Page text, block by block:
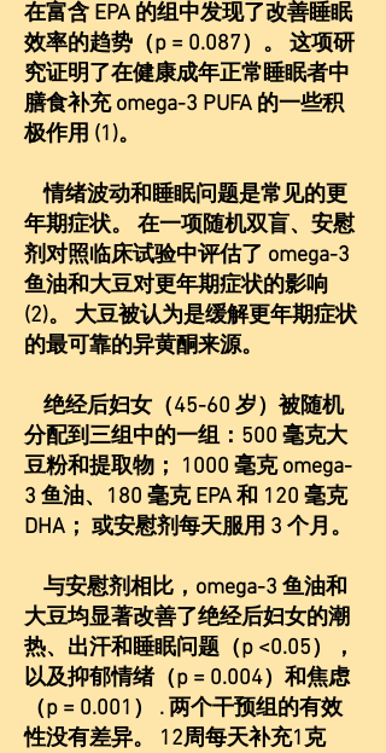
在富含 EPA 的组中发现了改善睡眠
效率的趋势（p = 0.087）。 这项研
究证明了在健康成年正常睡眠者中
膳食补充 omega-3 PUFA 的一些积
极作用 (1)。
情绪波动和睡眠问题是常见的更
年期症状。 在一项随机双盲、安慰
剂对照临床试验中评估了 omega-3
鱼油和大豆对更年期症状的影响
(2)。 大豆被认为是缓解更年期症状
的最可靠的异黄酮来源。
绝经后妇女（45-60 岁）被随机
分配到三组中的一组：500 毫克大
豆粉和提取物； 1000 毫克 omega-
3 鱼油、180 毫克 EPA 和 120 毫克
DHA； 或安慰剂每天服用 3 个月。
与安慰剂相比，omega-3 鱼油和
大豆均显著改善了绝经后妇女的潮
热、出汗和睡眠问题（p <0.05），
以及抑郁情绪（p = 0.004）和焦虑
（p = 0.001） . 两个干预组的有效
性没有差异。 12周每天补充1克